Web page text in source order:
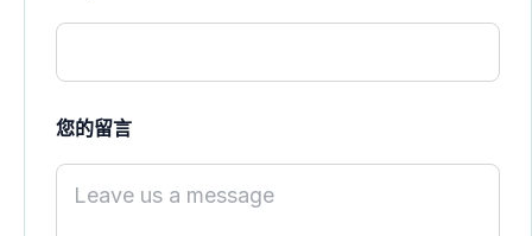
U
N
m
b
e
您的留言